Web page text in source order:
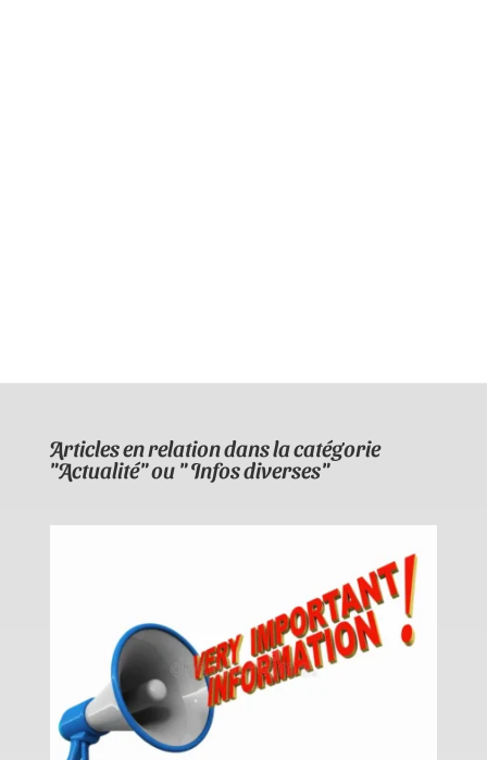
Articles en relation dans la catégorie
"Actualité" ou " Infos diverses"